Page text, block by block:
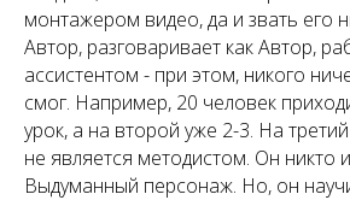
монтажером видео, да и звать его
Автор, разговаривает как Автор,
ассистентом - при этом, никого
смог. Например, 20 человек
урок, а на второй уже 2-3. На
не является методистом. Он никто
Выдуманный персонаж. Но, он